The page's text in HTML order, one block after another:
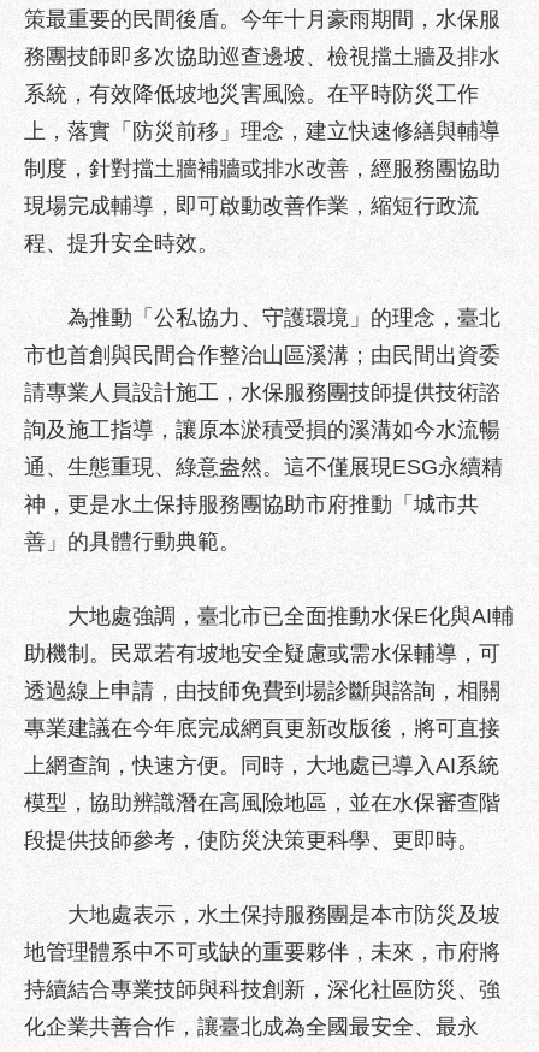
便
民
服
務
路
挖
掘
資
訊
合
發
包
中
心
獎
勵
區
網
站
導
覽
回
English
台
北
策最重要的民間後盾。今年十月豪雨期間，水保服
務團技師即多次協助巡查邊坡、檢視擋土牆及排水
系統，有效降低坡地災害風險。在平時防災工作
上，落實「防災前移」理念，建立快速修繕與輔導
制度，針對擋土牆補牆或排水改善，經服務團協助
現場完成輔導，即可啟動改善作業，縮短行政流
程、提升安全時效。
為推動「公私協力、守護環境」的理念，臺北
市也首創與民間合作整治山區溪溝；由民間出資委
請專業人員設計施工，水保服務團技師提供技術諮
詢及施工指導，讓原本淤積受損的溪溝如今水流暢
通、生態重現、綠意盎然。這不僅展現ESG永續精
神，更是水土保持服務團協助市府推動「城市共
善」的具體行動典範。
大地處強調，臺北市已全面推動水保E化與AI輔
助機制。民眾若有坡地安全疑慮或需水保輔導，可
透過線上申請，由技師免費到場診斷與諮詢，相關
專業建議在今年底完成網頁更新改版後，將可直接
上網查詢，快速方便。同時，大地處已導入AI系統
模型，協助辨識潛在高風險地區，並在水保審查階
段提供技師參考，使防災決策更科學、更即時。
大地處表示，水土保持服務團是本市防災及坡
地管理體系中不可或缺的重要夥伴，未來，市府將
持續結合專業技師與科技創新，深化社區防災、強
化企業共善合作，讓臺北成為全國最安全、最永